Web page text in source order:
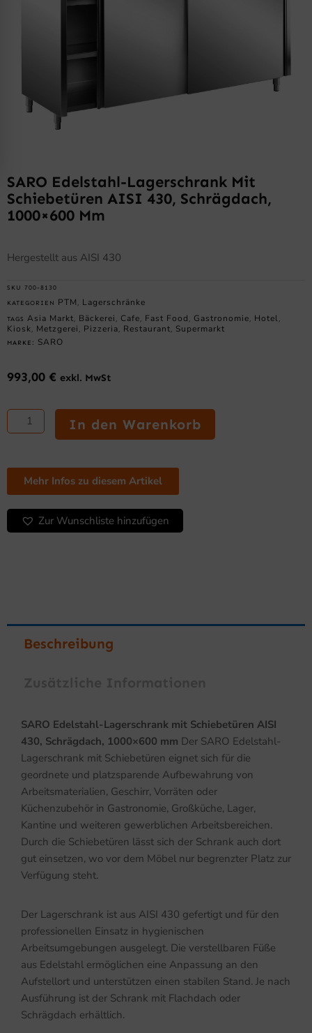
SARO Edelstahl-Lagerschrank Mit
Schiebetüren AISI 430, Schrägdach,
1000×600 Mm
Hergestellt aus AISI 430
SKU 700-8130
KATEGORIEN PTM , Lagerschränke
TAGS Asia Markt , Bäckerei , Cafe , Fast Food , Gastronomie , Hotel ,
Kiosk , Metzgerei , Pizzeria , Restaurant , Supermarkt
MARKE: SARO
993,00 € exkl. MwSt
SARO
Edelstahl-
Lagerschrank
Schiebetüren
AISI
430,
Schrägdach,
1000x600
In den Warenkorb
Mehr Infos zu diesem Artikel
Zur Wunschliste hinzufügen
Beschreibung
SARO Edelstahl-Lagerschrank mit Schiebetüren AISI
430, Schrägdach, 1000×600 mm Der SARO Edelstahl-
Lagerschrank mit Schiebetüren eignet sich für die
geordnete und platzsparende Aufbewahrung von
Arbeitsmaterialien, Geschirr, Vorräten oder
Küchenzubehör in Gastronomie, Großküche, Lager,
Kantine und weiteren gewerblichen Arbeitsbereichen.
Durch die Schiebetüren lässt sich der Schrank auch dort
gut einsetzen, wo vor dem Möbel nur begrenzter Platz zur
Verfügung steht.
Der Lagerschrank ist aus AISI 430 gefertigt und für den
professionellen Einsatz in hygienischen
Arbeitsumgebungen ausgelegt. Die verstellbaren Füße
aus Edelstahl ermöglichen eine Anpassung an den
Aufstellort und unterstützen einen stabilen Stand. Je nach
Ausführung ist der Schrank mit Flachdach oder
Schrägdach erhältlich.